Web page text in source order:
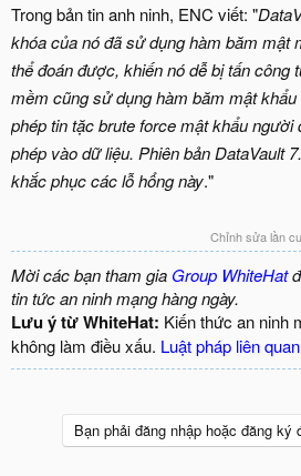
Trong bản tin anh ninh, ENC viết: "
khóa của nó đã sử dụng hàm băm mật
thể đoán được, khiến nó dễ bị tấn công
mềm cũng sử dụng hàm băm mật
phép tin tặc brute force mật khẩu người
phép vào dữ liệu. Phiên bản DataVault
khắc phục các lỗ hổng này."
Chỉnh sửa lần
Mời các bạn tham gia Group WhiteHat
tin tức an ninh mạng hàng ngày.
Lưu ý từ WhiteHat: Kiến thức an ninh
không làm điều xấu. Luật pháp liên quan
Bạn phải đăng nhập hoặc đăng ký